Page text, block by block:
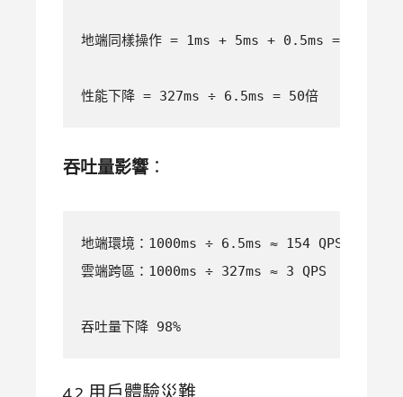
地端同樣操作 = 1ms + 5ms + 0.5ms = 6.5ms
性能下降 = 327ms ÷ 6.5ms = 50倍
吞吐量影響 ：
地端環境：1000ms ÷ 6.5ms ≈ 154 QPS
雲端跨區：1000ms ÷ 327ms ≈ 3 QPS
吞吐量下降 98%